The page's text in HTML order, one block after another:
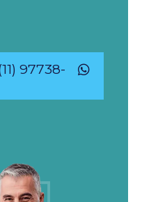
97738-